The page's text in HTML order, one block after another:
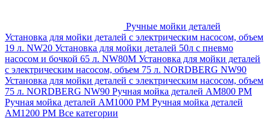
Ручные мойки деталей
Установка для мойки деталей с электрическим насосом, объем
19 л. NW20 Установка для мойки деталей 50л с пневмо
насосом и бочкой 65 л. NW80M Установка для мойки деталей
с электрическим насосом, объем 75 л. NORDBERG NW90
Установка для мойки деталей с электрическим насосом, объем
75 л. NORDBERG NW90 Ручная мойка деталей АМ800 РМ
Ручная мойка деталей АМ1000 РМ Ручная мойка деталей
АМ1200 РМ Все категории